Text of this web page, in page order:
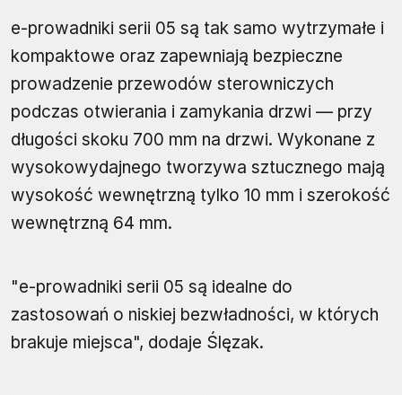
e-prowadniki serii 05 są tak samo wytrzymałe i
kompaktowe oraz zapewniają bezpieczne
prowadzenie przewodów sterowniczych
podczas otwierania i zamykania drzwi — przy
długości skoku 700 mm na drzwi. Wykonane z
wysokowydajnego tworzywa sztucznego mają
wysokość wewnętrzną tylko 10 mm i szerokość
wewnętrzną 64 mm.
"e-prowadniki serii 05 są idealne do
zastosowań o niskiej bezwładności, w których
brakuje miejsca", dodaje Ślęzak.